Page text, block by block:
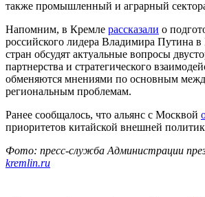
также промышленный и аграрный
Напомним, в Кремле рассказали о
российского лидера Владимира Путина
стран обсудят актуальные вопросы
партнерства и стратегического
обменяются мнениями по основным
региональным проблемам.
Ранее сообщалось, что альянс с Москвой
приоритетов китайской внешней
Фото: пресс-служба Администрации
kremlin.ru